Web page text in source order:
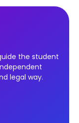
the student
legal way.